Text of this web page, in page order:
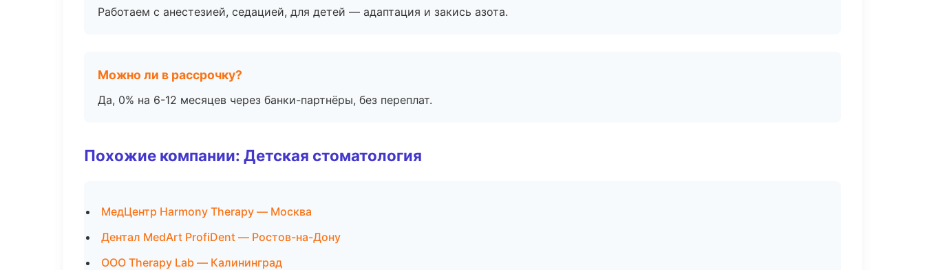
Работаем с анестезией, седацией, для детей — адаптация и закись азота.
Можно ли в рассрочку?
Да, 0% на 6-12 месяцев через банки-партнёры, без переплат.
Похожие компании: Детская стоматология
МедЦентр Harmony Therapy — Москва
Дентал MedArt ProfiDent — Ростов-на-Дону
ООО Therapy Lab — Калининград